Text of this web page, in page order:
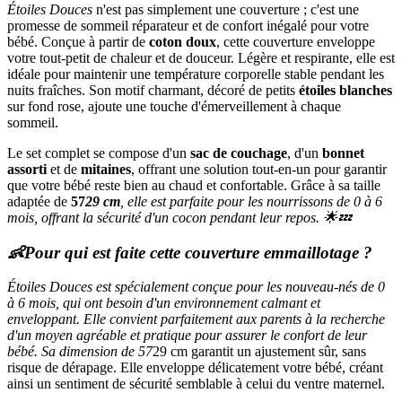
Étoiles Douces n'est pas simplement une couverture ; c'est une
promesse de sommeil réparateur et de confort inégalé pour votre
bébé. Conçue à partir de coton doux, cette couverture enveloppe
votre tout-petit de chaleur et de douceur. Légère et respirante, elle est
idéale pour maintenir une température corporelle stable pendant les
nuits fraîches. Son motif charmant, décoré de petits étoiles blanches
sur fond rose, ajoute une touche d'émerveillement à chaque
sommeil.
Le set complet se compose d'un sac de couchage, d'un bonnet
assorti et de mitaines, offrant une solution tout-en-un pour garantir
que votre bébé reste bien au chaud et confortable. Grâce à sa taille
adaptée de 5729 cm , elle est parfaite pour les nourrissons de 0 à 6
mois, offrant la sécurité d'un cocon pendant leur repos. 🌟💤
👶Pour qui est faite cette couverture emmaillotage ?
Étoiles Douces est spécialement conçue pour les nouveau-nés de 0
à 6 mois, qui ont besoin d'un environnement calmant et
enveloppant. Elle convient parfaitement aux parents à la recherche
d'un moyen agréable et pratique pour assurer le confort de leur
bébé. Sa dimension de 5729 cm garantit un ajustement sûr, sans
risque de dérapage. Elle enveloppe délicatement votre bébé, créant
ainsi un sentiment de sécurité semblable à celui du ventre maternel.